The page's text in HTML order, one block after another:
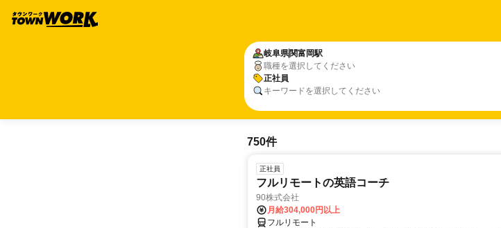
岐阜県関富岡駅
職種を選択してください
正社員
キーワードを選択してください
750件
正社員
フルリモートの英語コーチ
90株式会社
月給304,000円以上
フルリモート